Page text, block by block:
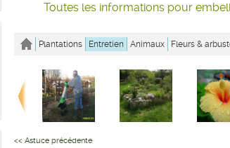
Toutes les informations pour
Plantations Entretien Animaux Fleurs &
<< Astuce précédente